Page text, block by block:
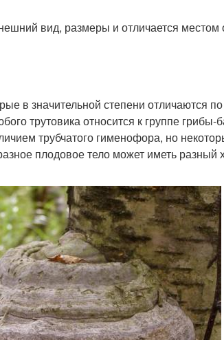
вид, размеры и отличается местом
в значительной степени отличаются
трутовика относится к группе
трубчатого гименофора, но
плодовое тело может иметь разный